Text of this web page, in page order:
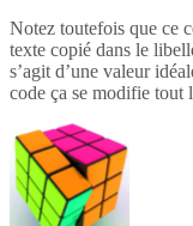
Notez toutefois que ce
texte copié dans le
s’agit d’une valeur
code ça se modifie tout